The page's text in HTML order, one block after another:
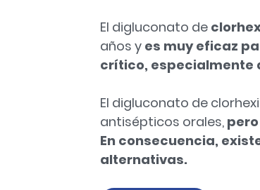
El digluconato de
años y es muy eficaz
crítico, especialmente
El digluconato de
antisépticos orales,
En consecuencia,
alternativas.